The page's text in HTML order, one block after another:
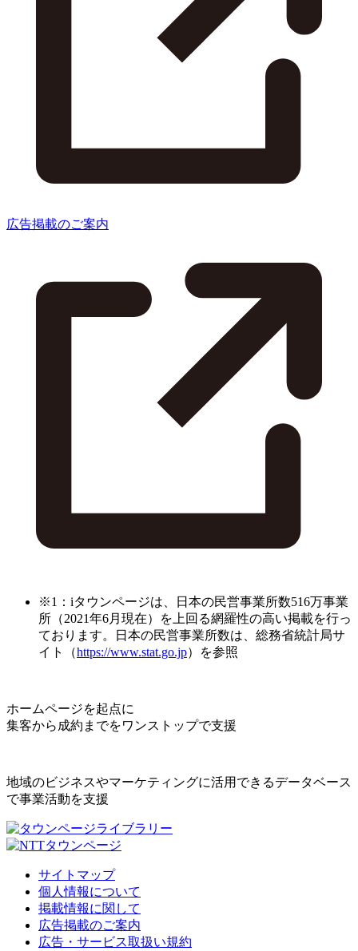
広告掲載のご案内
※1：iタウンページは、日本の民営事業所数516万事業
所（2021年6月現在）を上回る網羅性の高い掲載を行っ
ております。日本の民営事業所数は、総務省統計局サ
イト（https://www.stat.go.jp）を参照
ホームページを起点に
集客から成約までをワンストップで支援
地域のビジネスやマーケティングに活用できるデータベース
で事業活動を支援
サイトマップ
個人情報について
掲載情報に関して
広告掲載のご案内
広告・サービス取扱い規約